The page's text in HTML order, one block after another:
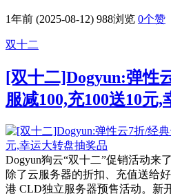
1年前 (2025-08-12) 988浏览 0个赞
双十二
[双十二]Dogyun:弹性
服减100,充100送10元
Dogyun狗云“双十二”促销活动来
除了云服务器的折扣、充值送给
港 CLD独立服务器预售活动。新